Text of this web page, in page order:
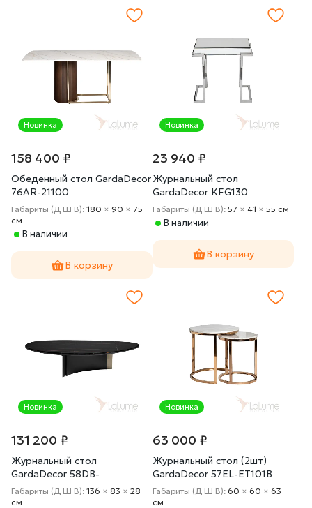
Новинка
158 400 ₽
Обеденный стол GardaDecor
76AR-21100
Габариты (Д Ш В): 180 × 90 × 75
cм
В наличии
В корзину
Новинка
23 940 ₽
Журнальный стол
GardaDecor KFG130
Габариты (Д Ш В): 57 × 41 × 55 cм
В наличии
В корзину
Новинка
131 200 ₽
Журнальный стол
GardaDecor 58DB-
A19325STOL/ZH
Габариты (Д Ш В): 136 × 83 × 28
cм
Новинка
63 000 ₽
Журнальный стол (2шт)
GardaDecor 57EL-ET101B
Габариты (Д Ш В): 60 × 60 × 63
cм